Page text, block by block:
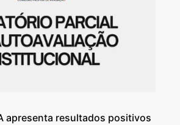
apresenta resultados positivos